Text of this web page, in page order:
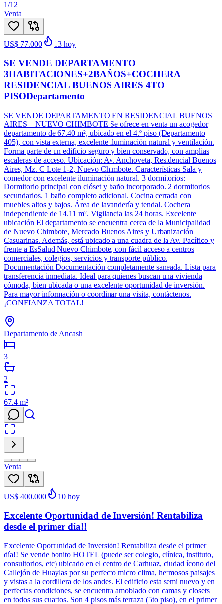
1/12
Venta
US$ 77.000 13 hoy
SE VENDE DEPARTAMENTO
3HABITACIONES+2BAÑOS+COCHERA
RESIDENCIAL BUENOS AIRES 4TO
PISODepartamento
SE VENDE DEPARTAMENTO EN RESIDENCIAL BUENOS
AIRES – NUEVO CHIMBOTE Se ofrece en venta un acogedor
departamento de 67.40 m², ubicado en el 4.º piso (Departamento
405), con vista externa, excelente iluminación natural y ventilación.
Forma parte de un edificio seguro y bien conservado, con amplias
escaleras de acceso. Ubicación: Av. Anchoveta, Residencial Buenos
Aires, Mz. C Lote 1-2, Nuevo Chimbote. Características Sala y
comedor con excelente iluminación natural. 3 dormitorios:
Dormitorio principal con clóset y baño incorporado. 2 dormitorios
secundarios. 1 baño completo adicional. Cocina cerrada con
muebles altos y bajos. Área de lavandería y tendal. Cochera
independiente de 14.11 m². Vigilancia las 24 horas. Excelente
ubicación El departamento se encuentra cerca de la Municipalidad
de Nuevo Chimbote, Mercado Buenos Aires y Urbanización
Casuarinas. Además, está ubicado a una cuadra de la Av. Pacífico y
frente a EsSalud Nuevo Chimbote, con fácil acceso a centros
comerciales, colegios, servicios y transporte público.
Documentación Documentación completamente saneada. Lista para
transferencia inmediata. Ideal para quienes buscan una vivienda
cómoda, bien ubicada o una excelente oportunidad de inversión.
Para mayor información o coordinar una visita, contáctenos.
¡CONFIANZA TOTAL!
Departamento de Ancash
3
2
67.4 m²
Venta
US$ 400.000 10 hoy
Excelente Oportunidad de Inversión! Rentabiliza
desde el primer día!!
Excelente Oportunidad de Inversión! Rentabiliza desde el primer
día!! Se vende bonito HOTEL (puede ser colegio, clínica, instituto,
consultorios, etc) ubicado en el centro de Carhuaz, ciudad ícono del
Callejón de Huaylas por su perfecto micro clima, hermosos paisajes
y vistas a la cordillera de los andes. El edificio esta semi nuevo y en
perfectas condiciones, se encuentra amoblado con camas y closets
en todos sus cuartos. Son 4 pisos más terraza (5to piso), en el primer